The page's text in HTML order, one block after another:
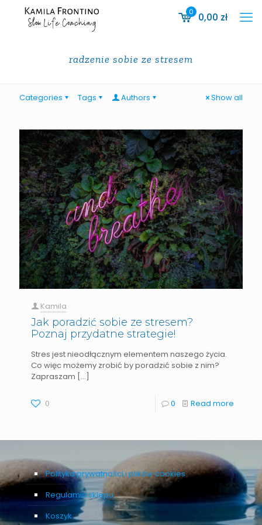
0 0,00 zł
radzenie sobie ze stresem
Categories Tags Authors Show all
Kamila
Jak poradzić sobie ze stresem?
Poznaj przydatne strategie!
Stres jest nieodłącznym elementem naszego życia.
Co więc możemy zrobić by poradzić sobie z nim?
Zapraszam […]
0 0 Read more
Polityka prywatności i plików cookies
Regulamin sklepu
Koszyk